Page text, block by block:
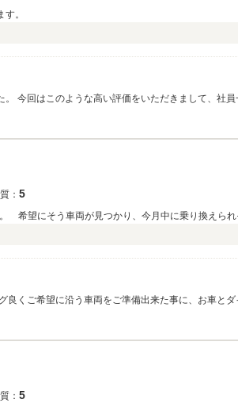
。
今回はこのような高い評価をいただきまして、社
： 5
希望にそう車両が見つかり、今月中に乗り換えられ
： 5